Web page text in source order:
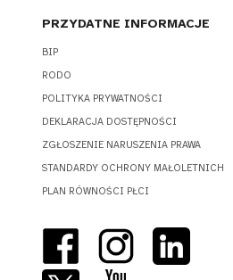
PRZYDATNE INFORMACJE
BIP
RODO
POLITYKA PRYWATNOŚCI
DEKLARACJA DOSTĘPNOŚCI
ZGŁOSZENIE NARUSZENIA PRAWA
STANDARDY OCHRONY MAŁOLETNICH
PLAN RÓWNOŚCI PŁCI